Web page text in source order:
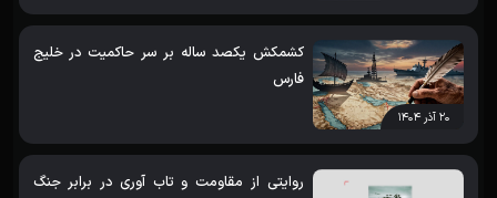
۲۰ آذر ۱۴۰۴
کشمکش یکصد ساله بر سر حاکمیت در خلیج
فارس
روایتی از مقاومت و تاب آوری در برابر جنگ